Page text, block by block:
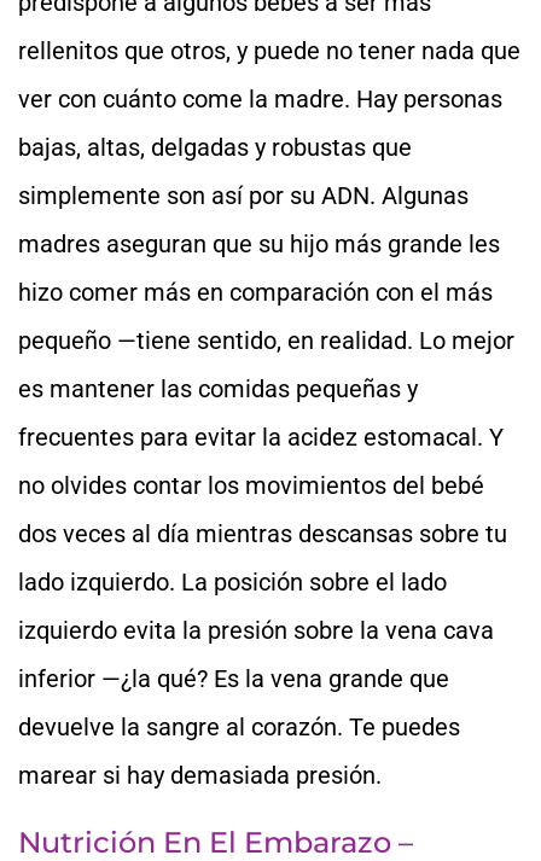
rellenitos que otros, y puede no tener nada que
ver con cuánto come la madre. Hay personas
bajas, altas, delgadas y robustas que
simplemente son así por su ADN. Algunas
madres aseguran que su hijo más grande les
hizo comer más en comparación con el más
pequeño —tiene sentido, en realidad. Lo mejor
es mantener las comidas pequeñas y
frecuentes para evitar la acidez estomacal. Y
no olvides contar los movimientos del bebé
dos veces al día mientras descansas sobre tu
lado izquierdo. La posición sobre el lado
izquierdo evita la presión sobre la vena cava
inferior —¿la qué? Es la vena grande que
devuelve la sangre al corazón. Te puedes
marear si hay demasiada presión.
Nutrición En El Embarazo –